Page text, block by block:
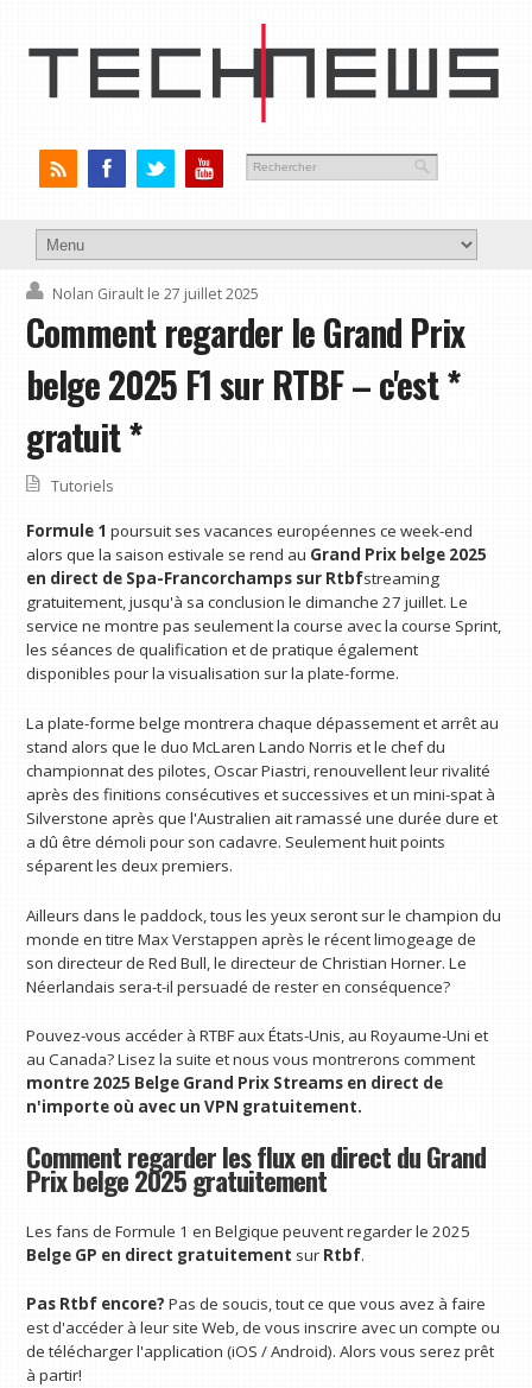
Nolan Girault le 27 juillet 2025
Comment regarder le Grand Prix
belge 2025 F1 sur RTBF – c'est *
gratuit *
Tutoriels
Formule 1 poursuit ses vacances européennes ce week-end
alors que la saison estivale se rend au Grand Prix belge 2025
en direct de Spa-Francorchamps sur Rtbfstreaming
gratuitement, jusqu'à sa conclusion le dimanche 27 juillet. Le
service ne montre pas seulement la course avec la course Sprint,
les séances de qualification et de pratique également
disponibles pour la visualisation sur la plate-forme.
La plate-forme belge montrera chaque dépassement et arrêt au
stand alors que le duo McLaren Lando Norris et le chef du
championnat des pilotes, Oscar Piastri, renouvellent leur rivalité
après des finitions consécutives et successives et un mini-spat à
Silverstone après que l'Australien ait ramassé une durée dure et
a dû être démoli pour son cadavre. Seulement huit points
séparent les deux premiers.
Ailleurs dans le paddock, tous les yeux seront sur le champion du
monde en titre Max Verstappen après le récent limogeage de
son directeur de Red Bull, le directeur de Christian Horner. Le
Néerlandais sera-t-il persuadé de rester en conséquence?
Pouvez-vous accéder à RTBF aux États-Unis, au Royaume-Uni et
au Canada? Lisez la suite et nous vous montrerons comment
montre 2025 Belge Grand Prix Streams en direct de
n'importe où avec un VPN gratuitement.
Comment regarder les flux en direct du Grand
Prix belge 2025 gratuitement
Les fans de Formule 1 en Belgique peuvent regarder le 2025
Belge GP en direct gratuitement sur Rtbf.
Pas Rtbf encore?Pas de soucis, tout ce que vous avez à faire
est d'accéder à leur site Web, de vous inscrire avec un compte ou
de télécharger l'application (iOS / Android). Alors vous serez prêt
à partir!